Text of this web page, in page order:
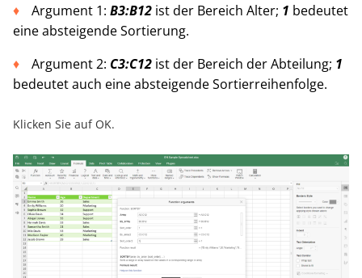
Argument 1: B3:B12 ist der Bereich Alter; 1 bedeutet
eine absteigende Sortierung.
Argument 2: C3:C12 ist der Bereich der Abteilung; 1
bedeutet auch eine absteigende Sortierreihenfolge.
Klicken Sie auf OK.